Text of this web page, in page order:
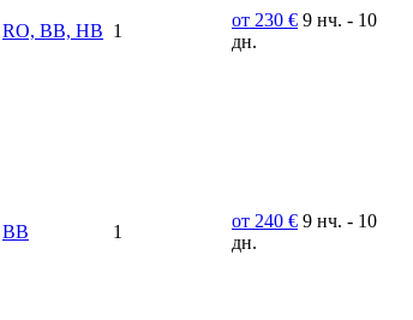
RO, BB, HB 1
от 230 € 9 нч. - 10
дн.
ВВ 1
от 240 € 9 нч. - 10
дн.